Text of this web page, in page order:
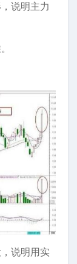
说明主力
说明用实